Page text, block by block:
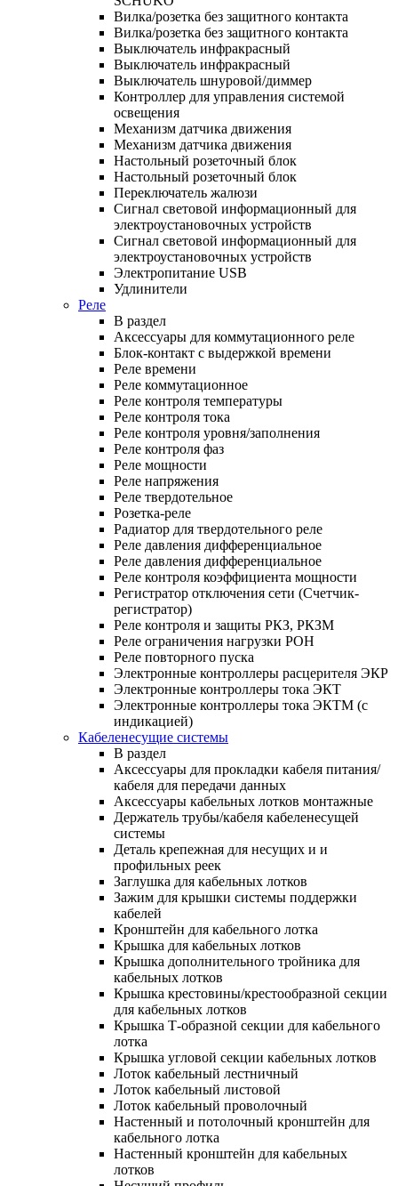
Вилка/розетка без защитного контакта
Вилка/розетка без защитного контакта
Выключатель инфракрасный
Выключатель инфракрасный
Выключатель шнуровой/диммер
Контроллер для управления системой
освещения
Механизм датчика движения
Механизм датчика движения
Настольный розеточный блок
Настольный розеточный блок
Переключатель жалюзи
Сигнал световой информационный для
электроустановочных устройств
Сигнал световой информационный для
электроустановочных устройств
Электропитание USB
Удлинители
Реле
В раздел
Аксессуары для коммутационного реле
Блок-контакт с выдержкой времени
Реле времени
Реле коммутационное
Реле контроля температуры
Реле контроля тока
Реле контроля уровня/заполнения
Реле контроля фаз
Реле мощности
Реле напряжения
Реле твердотельное
Розетка-реле
Радиатор для твердотельного реле
Реле давления дифференциальное
Реле давления дифференциальное
Реле контроля коэффициента мощности
Регистратор отключения сети (Счетчик-
регистратор)
Реле контроля и защиты РКЗ, РКЗМ
Реле ограничения нагрузки РОН
Реле повторного пуска
Электронные контроллеры расцерителя ЭКР
Электронные контроллеры тока ЭКТ
Электронные контроллеры тока ЭКТМ (с
индикацией)
Кабеленесущие системы
В раздел
Аксессуары для прокладки кабеля питания/
кабеля для передачи данных
Аксессуары кабельных лотков монтажные
Держатель трубы/кабеля кабеленесущей
системы
Деталь крепежная для несущих и и
профильных реек
Заглушка для кабельных лотков
Зажим для крышки системы поддержки
кабелей
Кронштейн для кабельного лотка
Крышка для кабельных лотков
Крышка дополнительного тройника для
кабельных лотков
Крышка крестовины/крестообразной секции
для кабельных лотков
Крышка Т-образной секции для кабельного
лотка
Крышка угловой секции кабельных лотков
Лоток кабельный лестничный
Лоток кабельный листовой
Лоток кабельный проволочный
Настенный и потолочный кронштейн для
кабельного лотка
Настенный кронштейн для кабельных
лотков